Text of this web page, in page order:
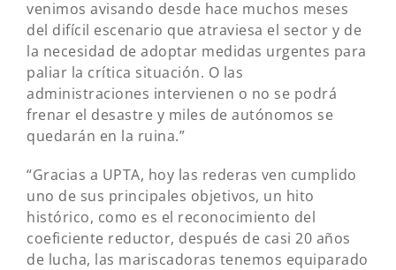
venimos avisando desde hace muchos meses
del difícil escenario que atraviesa el sector y de
la necesidad de adoptar medidas urgentes para
paliar la crítica situación. O las
administraciones intervienen o no se podrá
frenar el desastre y miles de autónomos se
quedarán en la ruina.”
“Gracias a UPTA, hoy las rederas ven cumplido
uno de sus principales objetivos, un hito
histórico, como es el reconocimiento del
coeficiente reductor, después de casi 20 años
de lucha, las mariscadoras tenemos equiparado